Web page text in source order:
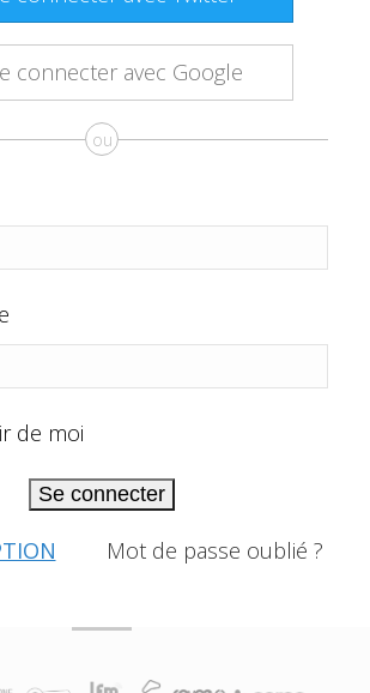
connecter avec Google
ou
de moi
Se connecter
Mot de passe oublié ?